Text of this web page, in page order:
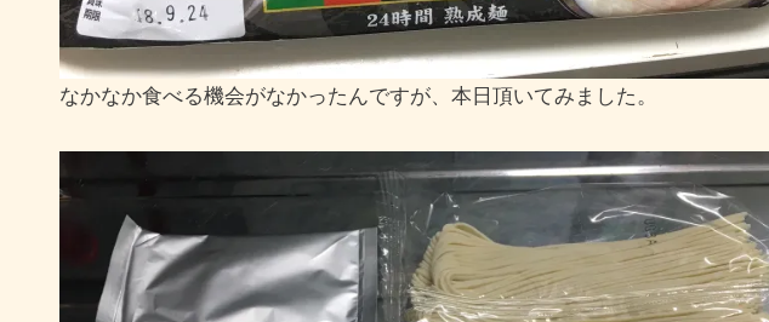
なかなか食べる機会がなかったんですが、本日頂いてみました。